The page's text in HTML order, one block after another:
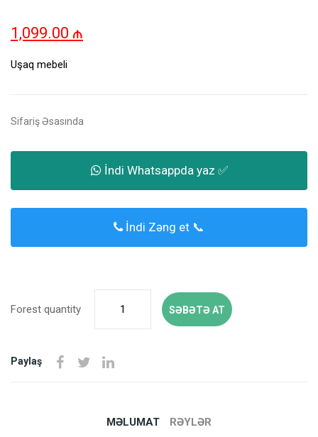
1,099.00 ₼
Uşaq mebeli
Sifariş Əsasında
İndi Whatsappda yaz ✅
İndi Zəng et 📞
Forest quantity SƏBƏTƏ AT
Paylaş
MƏLUMAT RƏYLƏR